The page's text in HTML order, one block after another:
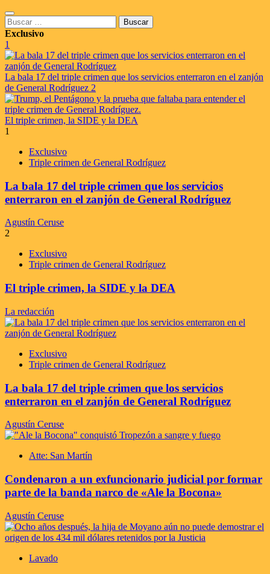
Saltar
al
contenido
Menú
principal
Buscar:
Exclusivo
1
La bala 17 del triple crimen que los servicios enterraron en el zanjón
de General Rodríguez 2
El triple crimen, la SIDE y la DEA
1
Exclusivo
Triple crimen de General Rodríguez
La bala 17 del triple crimen que los servicios
enterraron en el zanjón de General Rodríguez
Agustín Ceruse
2
Exclusivo
Triple crimen de General Rodríguez
El triple crimen, la SIDE y la DEA
La redacción
Exclusivo
Triple crimen de General Rodríguez
La bala 17 del triple crimen que los servicios
enterraron en el zanjón de General Rodríguez
Agustín Ceruse
Atte: San Martín
Condenaron a un exfuncionario judicial por formar
parte de la banda narco de «Ale la Bocona»
Agustín Ceruse
Lavado